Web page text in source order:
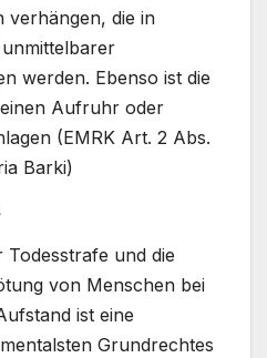
verhängen, die in
werden. Ebenso ist die
Aufruhr oder
(EMRK Art. 2 Abs.
Barki)
Todesstrafe und die
von Menschen bei
ist eine
Grundrechtes